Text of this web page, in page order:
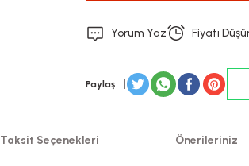
Yorum Yaz Fiyatı
Paylaş
Taksit Seçenekleri Önerileriniz